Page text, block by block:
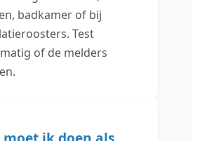
badkamer of bij
Test
of de melders